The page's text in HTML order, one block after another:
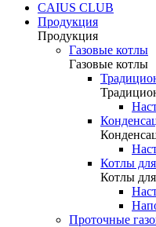
CAIUS CLUB
Продукция
Продукция
Газовые котлы
Газовые котлы
Котлы
Котлы
Проточные